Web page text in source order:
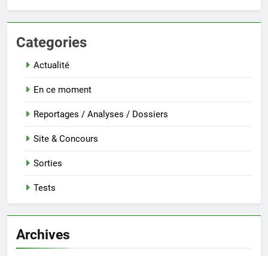
Categories
Actualité
En ce moment
Reportages / Analyses / Dossiers
Site & Concours
Sorties
Tests
Archives